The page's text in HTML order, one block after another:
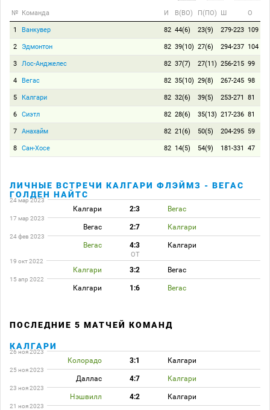
№ Команда И В(ВО) П(ПО) Ш О
1 Ванкувер 82 44(6) 23(9) 279-223 109
2 Эдмонтон 82 39(10) 27(6) 294-237 104
3 Лос-Анджелес 82 37(7) 27(11) 256-215 99
4 Вегас 82 35(10) 29(8) 267-245 98
5 Калгари 82 32(6) 39(5) 253-271 81
6 Сиэтл 82 28(6) 35(13) 217-236 81
7 Анахайм 82 21(6) 50(5) 204-295 59
8 Сан-Хосе 82 14(5) 54(9) 181-331 47
ЛИЧНЫЕ ВСТРЕЧИ КАЛГАРИ ФЛЭЙМЗ - ВЕГАС
ГОЛДЕН НАЙТС
24 мар 2023
Калгари 2:3 Вегас
17 мар 2023
Вегас 2:7 Калгари
24 фев 2023
Вегас 4:3 Калгари
ОТ
19 окт 2022
Калгари 3:2 Вегас
15 апр 2022
Калгари 1:6 Вегас
ПОСЛЕДНИЕ 5 МАТЧЕЙ КОМАНД
КАЛГАРИ
26 ноя 2023
Колорадо 3:1 Калгари
25 ноя 2023
Даллас 4:7 Калгари
23 ноя 2023
Нэшвилл 4:2 Калгари
21 ноя 2023